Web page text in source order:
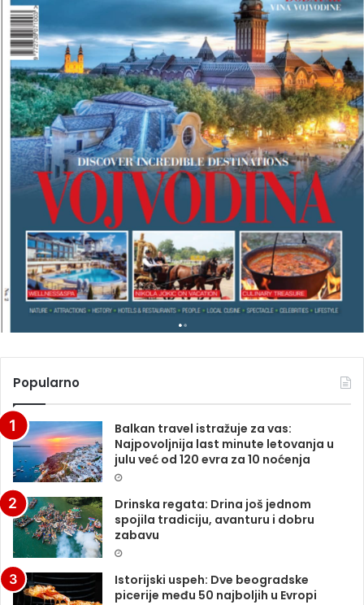
A
Popularno
Balkan travel istražuje za vas:
Najpovoljnija last minute letovanja u
julu već od 120 evra za 10 noćenja
Drinska regata: Drina još jednom
spojila tradiciju, avanturu i dobru
zabavu
Istorijski uspeh: Dve beogradske
picerije među 50 najboljih u Evropi